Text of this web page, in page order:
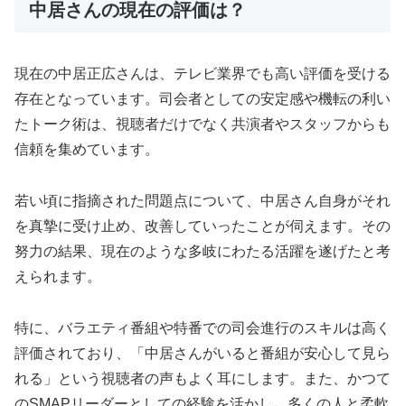
中居さんの現在の評価は？
現在の中居正広さんは、テレビ業界でも高い評価を受ける
存在となっています。司会者としての安定感や機転の利い
たトーク術は、視聴者だけでなく共演者やスタッフからも
信頼を集めています。
若い頃に指摘された問題点について、中居さん自身がそれ
を真摯に受け止め、改善していったことが伺えます。その
努力の結果、現在のような多岐にわたる活躍を遂げたと考
えられます。
特に、バラエティ番組や特番での司会進行のスキルは高く
評価されており、「中居さんがいると番組が安心して見ら
れる」という視聴者の声もよく耳にします。また、かつて